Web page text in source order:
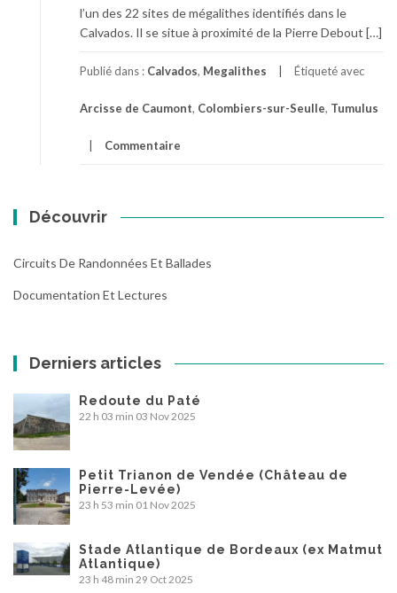
l’un des 22 sites de mégalithes identifiés dans le
Calvados. Il se situe à proximité de la Pierre Debout […]
Publié dans : Calvados, Megalithes Étiqueté avec
Arcisse de Caumont, Colombiers-sur-Seulle, Tumulus
Commentaire
Découvrir
Circuits De Randonnées Et Ballades
Documentation Et Lectures
Derniers articles
Redoute du Paté
22 h 03 min 03 Nov 2025
Petit Trianon de Vendée (Château de
Pierre-Levée)
23 h 53 min 01 Nov 2025
Stade Atlantique de Bordeaux (ex Matmut
Atlantique)
23 h 48 min 29 Oct 2025